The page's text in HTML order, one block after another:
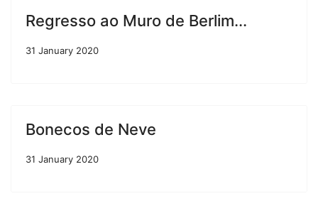
Regresso ao Muro de Berlim...
31 January 2020
Bonecos de Neve
31 January 2020